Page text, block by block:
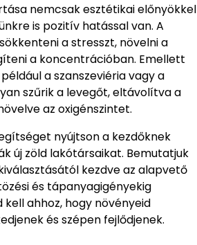
nemcsak esztétikai előnyökkel
is pozitív hatással van. A
a stresszt, növelni a
a koncentrációban. Emellett
a szanszeviéria vagy a
szűrik a levegőt, eltávolítva a
az oxigénszintet.
nyújtson a kezdőknek
új zöld lakótársaikat. Bemutatjuk
kezdve az alapvető
és tápanyagigényekig
ahhoz, hogy növényeid
és szépen fejlődjenek.